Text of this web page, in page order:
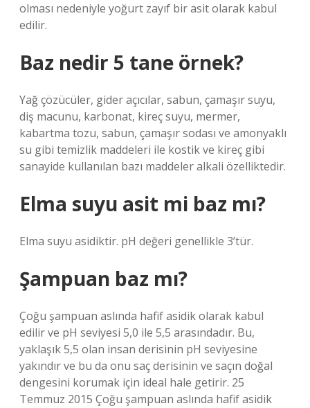
olması nedeniyle yoğurt zayıf bir asit olarak kabul
edilir.
Baz nedir 5 tane örnek?
Yağ çözücüler, gider açıcılar, sabun, çamaşır suyu,
diş macunu, karbonat, kireç suyu, mermer,
kabartma tozu, sabun, çamaşır sodası ve amonyaklı
su gibi temizlik maddeleri ile kostik ve kireç gibi
sanayide kullanılan bazı maddeler alkali özelliktedir.
Elma suyu asit mi baz mı?
Elma suyu asidiktir. pH değeri genellikle 3’tür.
Şampuan baz mı?
Çoğu şampuan aslında hafif asidik olarak kabul
edilir ve pH seviyesi 5,0 ile 5,5 arasındadır. Bu,
yaklaşık 5,5 olan insan derisinin pH seviyesine
yakındır ve bu da onu saç derisinin ve saçın doğal
dengesini korumak için ideal hale getirir. 25
Temmuz 2015 Çoğu şampuan aslında hafif asidik